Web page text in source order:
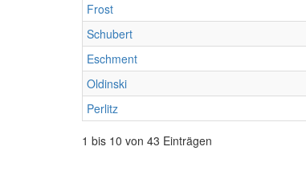
Frost
Schubert
Eschment
Oldinski
Perlitz
1 bis 10 von 43 Einträgen